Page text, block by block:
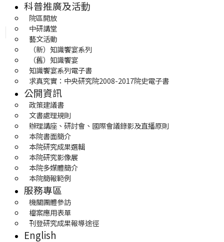
科普推廣及活動
院區開放
中研講堂
藝文活動
（新）知識饗宴系列
（舊）知識饗宴
知識饗宴系列電子書
求真究實：中央研究院2008-2017院史電子書
公開資訊
政策建議書
文書處理規則
辦理講座、研討會、國際會議錄影及直播原則
本院書面簡介
本院研究成果選輯
本院研究影像展
本院多媒體簡介
本院簡報範例
服務專區
機關團體參訪
檔案應用表單
刊登研究成果報導途徑
English